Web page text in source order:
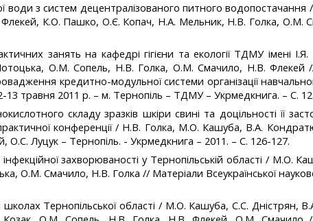
води з систем децентралізованого питного
К.О. Пашко, О.Є. Копач, Н.А. Мельник, Н.В. Голка, О.М.
занять на кафедрі гігієни та екології ТДМУ імені
О.М. Сопель, Н.В. Голка, О.М. Смачило, Н.В. Флекей //
кредитно-модульної системи організації
12-13 травня 2011 р. – м. Тернопіль – ТДМУ – Укрмедкнига. – С.
складу зразків шкіри свині та доцільності її
практичної конференції / Н.В. Голка, М.О. Кашуба, В.А.
Луцук – Тернопіль. - Укрмедкнига – 2011. – C. 126-127.
захворюваності у Тернопільській області /
О.М. Смачило, Н.В. Голка // Матеріали Всеукраїнської
школах Тернопільської області / М.О. Кашуба, С.С.